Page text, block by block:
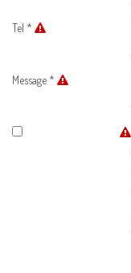
Tel *
Message *